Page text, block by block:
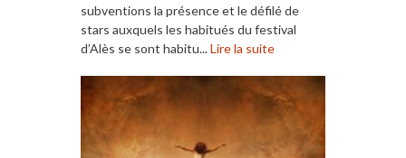
subventions la présence et le défilé de
stars auxquels les habitués du festival
d’Alès se sont habitu...Lire la suite